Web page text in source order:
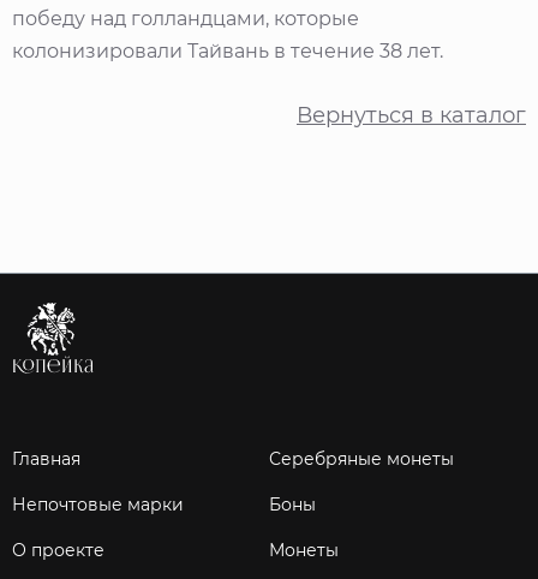
победу над голландцами, которые
колонизировали Тайвань в течение 38 лет.
Вернуться в каталог
Главная Серебряные монеты
Непочтовые марки Боны
О проекте Монеты